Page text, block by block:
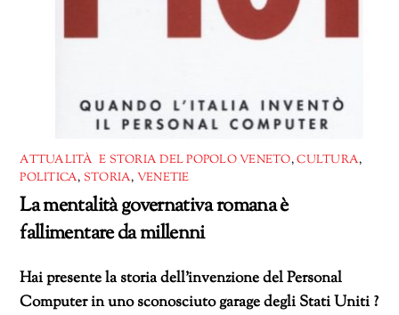
ATTUALITÀ E STORIA DEL POPOLO VENETO,CULTURA,
POLITICA, STORIA, VENETIE
La mentalità governativa romana è
fallimentare da millenni
Hai presente la storia dell’invenzione del Personal
Computer in uno sconosciuto garage degli Stati Uniti ?